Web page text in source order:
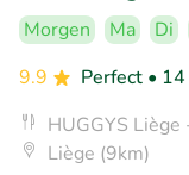
Morgen Ma Di
9.9
Perfect •
HUGGYS
Liège (9km)